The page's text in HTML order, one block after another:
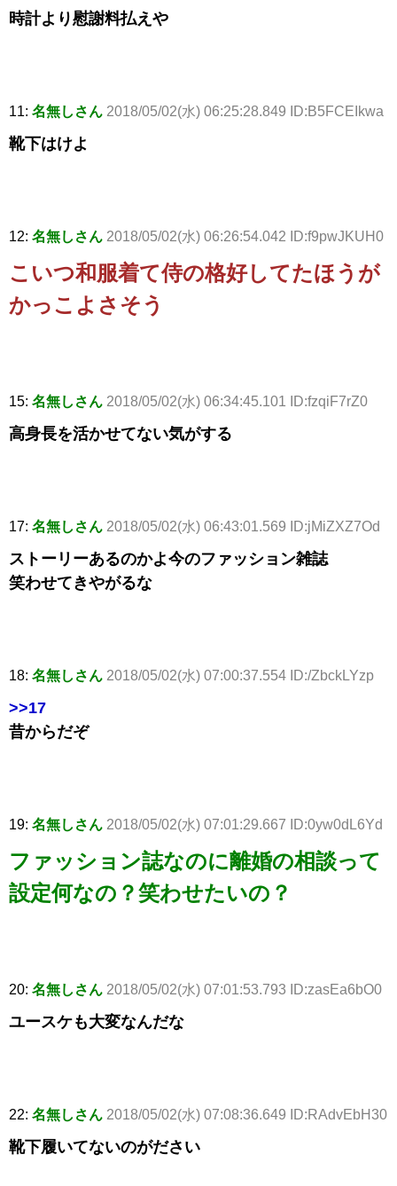
時計より慰謝料払えや
11: 名無しさん 2018/05/02(水) 06:25:28.849 ID:B5FCEIkwa
靴下はけよ
12: 名無しさん 2018/05/02(水) 06:26:54.042 ID:f9pwJKUH0
こいつ和服着て侍の格好してたほうが
かっこよさそう
15: 名無しさん 2018/05/02(水) 06:34:45.101 ID:fzqiF7rZ0
高身長を活かせてない気がする
17: 名無しさん 2018/05/02(水) 06:43:01.569 ID:jMiZXZ7Od
ストーリーあるのかよ今のファッション雑誌
笑わせてきやがるな
18: 名無しさん 2018/05/02(水) 07:00:37.554 ID:/ZbckLYzp
>>17
昔からだぞ
19: 名無しさん 2018/05/02(水) 07:01:29.667 ID:0yw0dL6Yd
ファッション誌なのに離婚の相談って
設定何なの？笑わせたいの？
20: 名無しさん 2018/05/02(水) 07:01:53.793 ID:zasEa6bO0
ユースケも大変なんだな
22: 名無しさん 2018/05/02(水) 07:08:36.649 ID:RAdvEbH30
靴下履いてないのがださい